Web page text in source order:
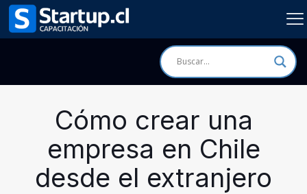
Cómo crear una
empresa en Chile
desde el extranjero